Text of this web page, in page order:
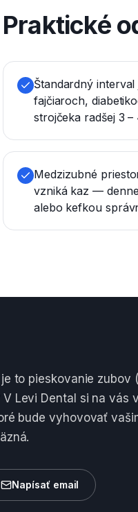
Praktické
Štandardný
fajčiaroch,
strojčeka radšej 3 –
Medzizubné
vzniká kaz —
alebo kefkou
to pieskovanie
Levi Dental si na vás
bude vyhovovať
Napísať email